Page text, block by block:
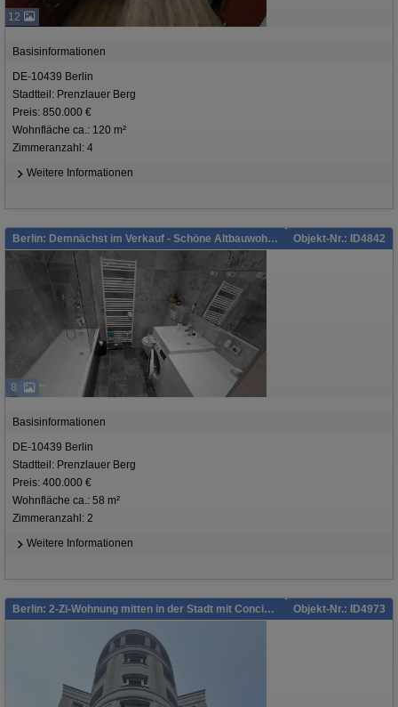
12
Basisinformationen
DE-10439 Berlin
Stadtteil: Prenzlauer Berg
Preis: 850.000 €
Wohnfläche ca.: 120 m²
Zimmeranzahl: 4
Weitere Informationen
Berlin: Demnächst im Verkauf - Schöne Altbauwohnung! Objekt-Nr.: ID4842
8
Basisinformationen
DE-10439 Berlin
Stadtteil: Prenzlauer Berg
Preis: 400.000 €
Wohnfläche ca.: 58 m²
Zimmeranzahl: 2
Weitere Informationen
Berlin: 2-Zi-Wohnung mitten in der Stadt mit Concierge! Objekt-Nr.: ID4973